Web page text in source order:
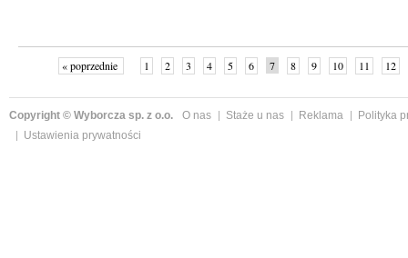
« poprzednie 1 2 3 4 5 6 7 8 9 10 11 12
Copyright © Wyborcza sp. z o.o. O nas Staże u nas Reklama
Polityka
Ustawienia prywatności